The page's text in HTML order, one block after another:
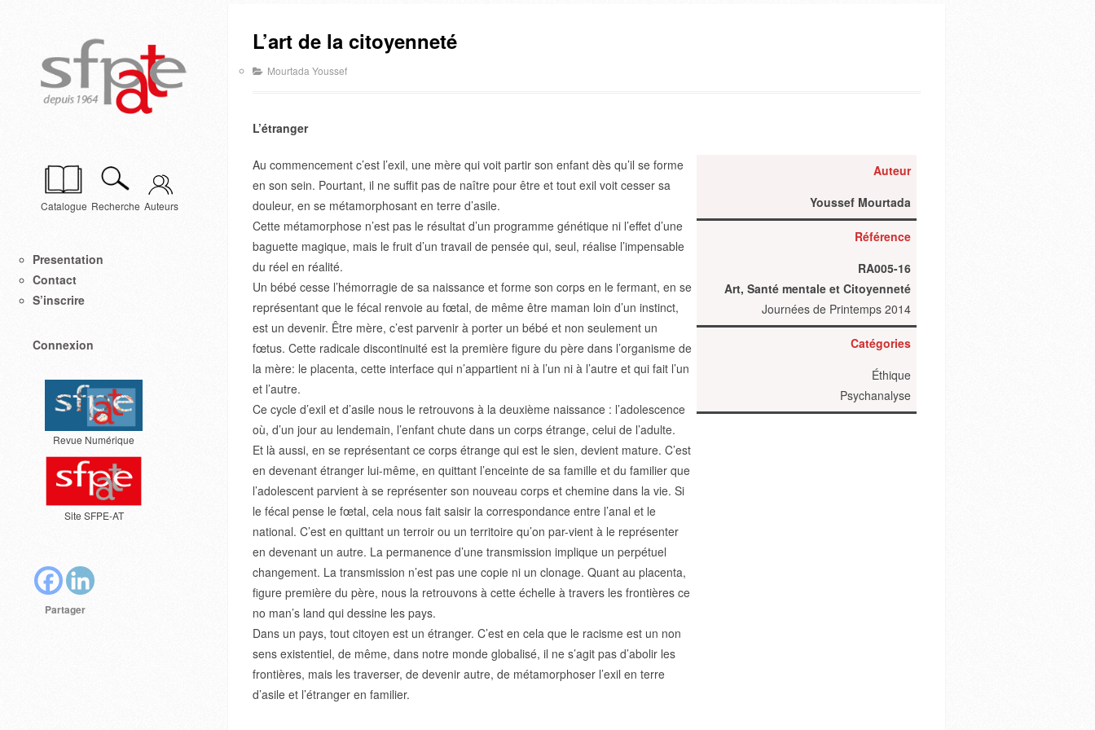
Catalogue Recherche Auteurs
Presentation
Contact
S’inscrire
Connexion
Revue Numérique
Site SFPE-AT
Partager
L’art de la citoyenneté
Mourtada Youssef
L’étranger
Au commencement c’est l’exil, une mère qui voit partir son enfant dès qu’il se forme
en son sein. Pourtant, il ne suffit pas de naître pour être et tout exil voit cesser sa
douleur, en se métamorphosant en terre d’asile.
Cette métamorphose n’est pas le résultat d’un programme génétique ni l’effet d’une
baguette magique, mais le fruit d’un travail de pensée qui, seul, réalise l’impensable
du réel en réalité.
Un bébé cesse l’hémorragie de sa naissance et forme son corps en le fermant, en se
représentant que le fécal renvoie au fœtal, de même être maman loin d’un instinct,
est un devenir. Être mère, c’est parvenir à porter un bébé et non seulement un
fœtus. Cette radicale discontinuité est la première figure du père dans l’organisme de
la mère: le placenta, cette interface qui n’appartient ni à l’un ni à l’autre et qui fait l’un
et l’autre.
Ce cycle d’exil et d’asile nous le retrouvons à la deuxième naissance : l’adolescence
où, d’un jour au lendemain, l’enfant chute dans un corps étrange, celui de l’adulte.
Et là aussi, en se représentant ce corps étrange qui est le sien, devient mature. C’est
en devenant étranger lui-même, en quittant l’enceinte de sa famille et du familier que
l’adolescent parvient à se représenter son nouveau corps et chemine dans la vie. Si
le fécal pense le fœtal, cela nous fait saisir la correspondance entre l’anal et le
national. C’est en quittant un terroir ou un territoire qu’on par-vient à le représenter
en devenant un autre. La permanence d’une transmission implique un perpétuel
changement. La transmission n’est pas une copie ni un clonage. Quant au placenta,
figure première du père, nous la retrouvons à cette échelle à travers les frontières ce
no man’s land qui dessine les pays.
Dans un pays, tout citoyen est un étranger. C’est en cela que le racisme est un non
sens existentiel, de même, dans notre monde globalisé, il ne s’agit pas d’abolir les
frontières, mais les traverser, de devenir autre, de métamorphoser l’exil en terre
d’asile et l’étranger en familier.
Auteur
Youssef Mourtada
Référence
RA005-16
Art, Santé mentale et Citoyenneté
Journées de Printemps 2014
Catégories
Éthique
Psychanalyse